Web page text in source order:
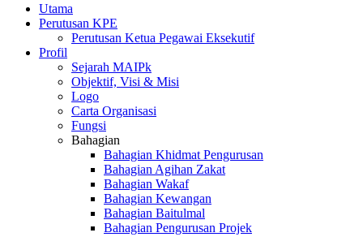
Utama
Perutusan KPE
Perutusan Ketua Pegawai Eksekutif
Profil
Sejarah MAIPk
Objektif, Visi & Misi
Logo
Carta Organisasi
Fungsi
Bahagian
Bahagian Khidmat Pengurusan
Bahagian Agihan Zakat
Bahagian Wakaf
Bahagian Kewangan
Bahagian Baitulmal
Bahagian Pengurusan Projek